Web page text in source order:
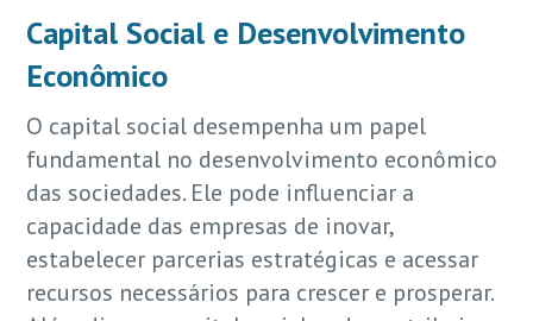
Capital Social e Desenvolvimento
Econômico
O capital social desempenha um papel
fundamental no desenvolvimento econômico
das sociedades. Ele pode influenciar a
capacidade das empresas de inovar,
estabelecer parcerias estratégicas e acessar
recursos necessários para crescer e prosperar.